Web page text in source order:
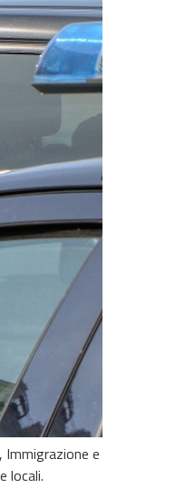
Immigrazione e
locali.